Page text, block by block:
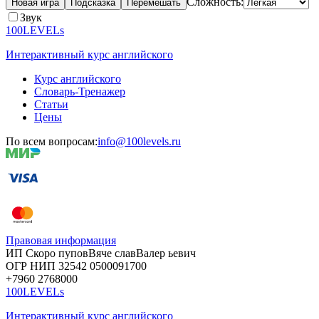
Новая игра Подсказка Перемешать
Звук
100LEVELs
Интерактивный курс английского
Курс английского
Словарь-Тренажер
Статьи
Цены
По всем вопросам:info@100levels.ru
Правовая информация
ИП Скоро пуповВяче славВалер ьевич
ОГР НИП 32542 0500091700
+7960 2768000
100LEVELs
Интерактивный курс английского